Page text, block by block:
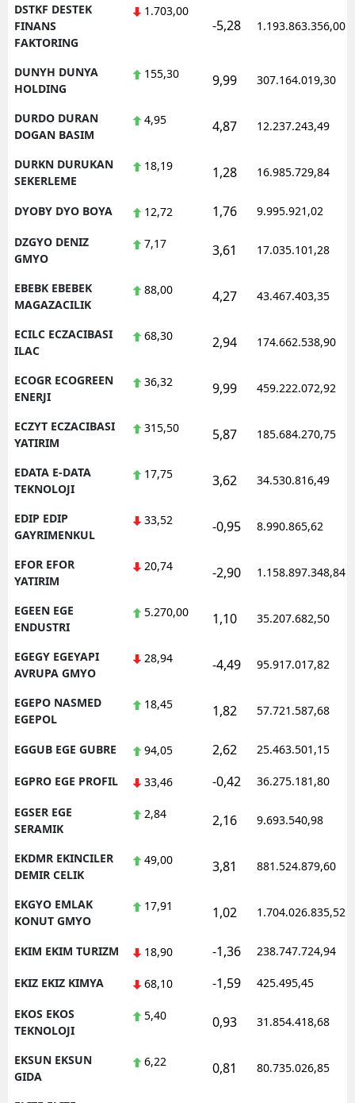
DSTKF DESTEK
FINANS
FAKTORING
1.703,00
-5,28 1.193.863.356,00
DUNYH DUNYA
HOLDING
155,30 9,99 307.164.019,30
DURDO DURAN
DOGAN BASIM
4,95 4,87 12.237.243,49
DURKN DURUKAN
SEKERLEME
18,19 1,28 16.985.729,84
DYOBY DYO BOYA 12,72 1,76 9.995.921,02
DZGYO DENIZ
GMYO
7,17 3,61 17.035.101,28
EBEBK EBEBEK
MAGAZACILIK
88,00 4,27 43.467.403,35
ECILC ECZACIBASI
ILAC
68,30 2,94 174.662.538,90
ECOGR ECOGREEN
ENERJI
36,32 9,99 459.222.072,92
ECZYT ECZACIBASI
YATIRIM
315,50 5,87 185.684.270,75
EDATA E-DATA
TEKNOLOJI
17,75 3,62 34.530.816,49
EDIP EDIP
GAYRIMENKUL
33,52 -0,95 8.990.865,62
EFOR EFOR
YATIRIM
20,74 -2,90 1.158.897.348,84
EGEEN EGE
ENDUSTRI
5.270,00 1,10 35.207.682,50
EGEGY EGEYAPI
AVRUPA GMYO
28,94 -4,49 95.917.017,82
EGEPO NASMED
EGEPOL
18,45 1,82 57.721.587,68
EGGUB EGE GUBRE 94,05 2,62 25.463.501,15
EGPRO EGE PROFIL 33,46 -0,42 36.275.181,80
EGSER EGE
SERAMIK
2,84 2,16 9.693.540,98
EKDMR EKINCILER
DEMIR CELIK
49,00 3,81 881.524.879,60
EKGYO EMLAK
KONUT GMYO
17,91 1,02 1.704.026.835,52
EKIM EKIM TURIZM 18,90 -1,36 238.747.724,94
EKIZ EKIZ KIMYA 68,10 -1,59 425.495,45
EKOS EKOS
TEKNOLOJI
5,40 0,93 31.854.418,68
EKSUN EKSUN
GIDA
6,22 0,81 80.735.026,85